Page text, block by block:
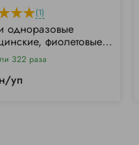
(1)
одноразовые
фиолетовые
322 раза
уп